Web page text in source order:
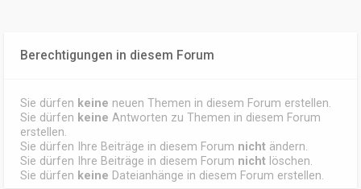
Berechtigungen in diesem Forum
Sie dürfen keine neuen Themen in diesem Forum erstellen.
Sie dürfen keine Antworten zu Themen in diesem Forum
erstellen.
Sie dürfen Ihre Beiträge in diesem Forum nicht ändern.
Sie dürfen Ihre Beiträge in diesem Forum nicht löschen.
Sie dürfen keine Dateianhänge in diesem Forum erstellen.